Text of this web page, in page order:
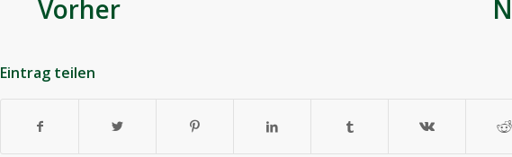
Vorher
Eintrag teilen